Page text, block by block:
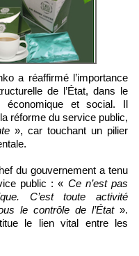
de l’État, dans le
économique et social. Il
réforme du service public,
», car touchant un pilier
du gouvernement a tenu
public : « Ce n’est pas
C’est toute activité
le contrôle de l’État».
le lien vital entre les